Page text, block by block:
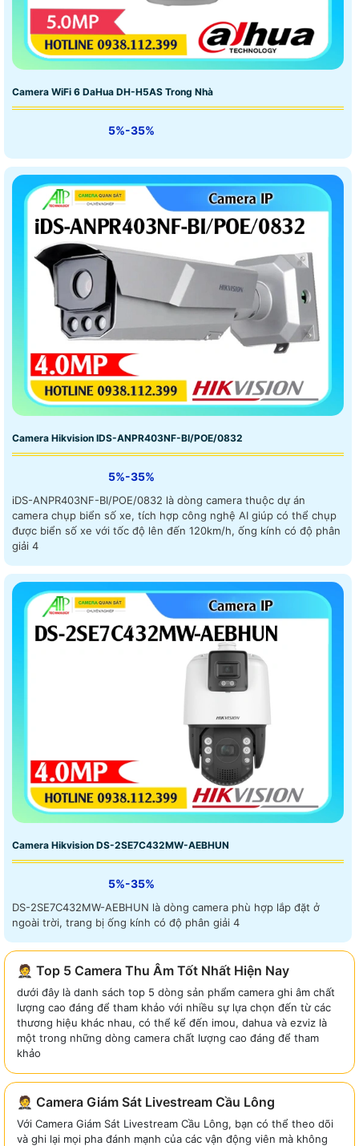
Camera WiFi 6 DaHua DH-H5AS Trong Nhà
5%-35%
Camera Hikvision IDS-ANPR403NF-BI/POE/0832
5%-35%
iDS-ANPR403NF-BI/POE/0832 là dòng camera thuộc dự án
camera chụp biển số xe, tích hợp công nghệ AI giúp có thể chụp
được biển số xe với tốc độ lên đến 120km/h, ống kính có độ phân
giải 4
Camera Hikvision DS-2SE7C432MW-AEBHUN
5%-35%
DS-2SE7C432MW-AEBHUN là dòng camera phù hợp lắp đặt ở
ngoài trời, trang bị ống kính có độ phân giải 4
🤵 Top 5 Camera Thu Âm Tốt Nhất Hiện Nay
dưới đây là danh sách top 5 dòng sản phẩm camera ghi âm chất
lượng cao đáng để tham khảo với nhiều sự lựa chọn đến từ các
thương hiệu khác nhau, có thể kể đến imou, dahua và ezviz là
một trong những dòng camera chất lượng cao đáng để tham
khảo
🤵 Camera Giám Sát Livestream Cầu Lông
Với Camera Giám Sát Livestream Cầu Lông, bạn có thể theo dõi
và ghi lại mọi pha đánh mạnh của các vận động viên mà không